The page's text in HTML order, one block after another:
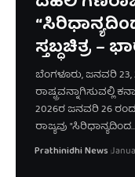
ಸ್ತಬ್ಧಚಿತ್ರ –
ಬೆಂಗಳೂರು, ಜನವರಿ 23,
ರಾಷ್ಟ್ರವನ್ನಾಗಿಸುವಲ್ಲಿ
2026ರ ಜನವರಿ 26
ರಾಜ್ಯವು "ಸಿರಿಧಾನ್ಯದಿಂದ…
Prathinidhi News